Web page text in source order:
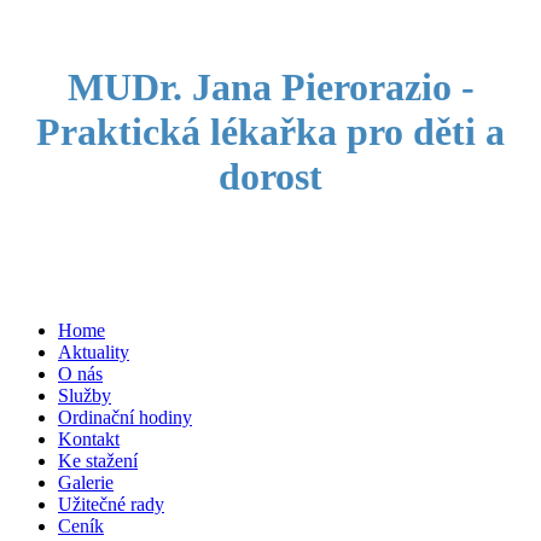
MUDr. Jana Pierorazio -
Praktická lékařka pro děti a
dorost
Home
Aktuality
O nás
Služby
Ordinační hodiny
Kontakt
Ke stažení
Galerie
Užitečné rady
Ceník